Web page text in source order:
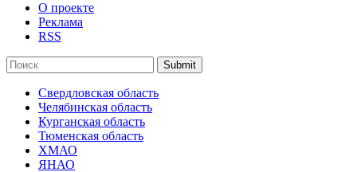
О проекте
Реклама
RSS
Submit
Свердловская область
Челябинская область
Курганская область
Тюменская область
ХМАО
ЯНАО